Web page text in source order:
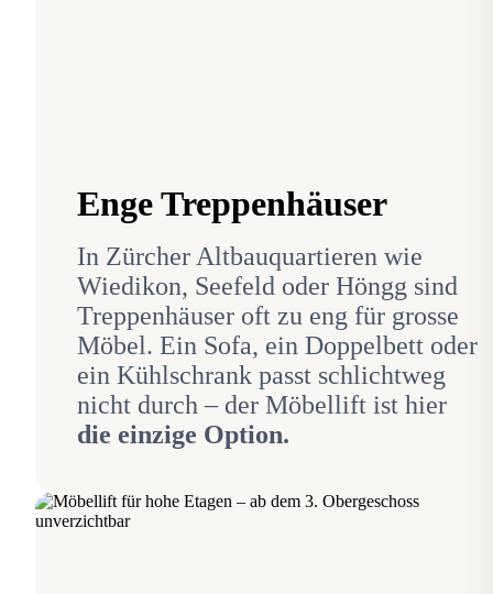
Enge Treppenhäuser
In Zürcher Altbauquartieren wie
Wiedikon, Seefeld oder Höngg sind
Treppenhäuser oft zu eng für grosse
Möbel. Ein Sofa, ein Doppelbett oder
ein Kühlschrank passt schlichtweg
nicht durch – der Möbellift ist hier
die einzige Option.